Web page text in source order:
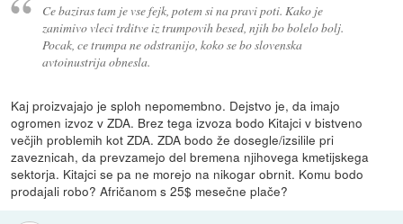
Ce baziras tam je vse fejk, potem si na pravi poti. Kako je
zanimivo vleci trditve iz trumpovih besed, njih bo bolelo bolj.
Pocak, ce trumpa ne odstranijo, koko se bo slovenska
avtoinustrija obnesla.
Kaj proizvajajo je sploh nepomembno. Dejstvo je, da imajo
ogromen izvoz v ZDA. Brez tega izvoza bodo Kitajci v bistveno
večjih problemih kot ZDA. ZDA bodo že dosegle/izsilile pri
zaveznicah, da prevzamejo del bremena njihovega kmetijskega
sektorja. Kitajci se pa ne morejo na nikogar obrnit. Komu bodo
prodajali robo? Afričanom s 25$ mesečne plače?